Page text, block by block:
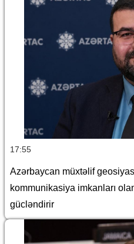
17:55
Azərbaycan müxtəlif
kommunikasiya imkanları
gücləndirir